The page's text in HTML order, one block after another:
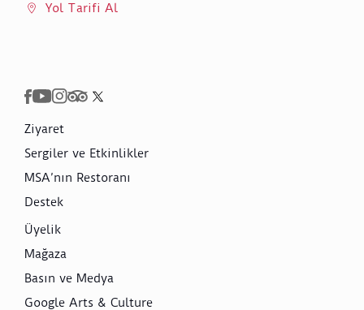
Yol Tarifi Al
Ziyaret
Sergiler ve Etkinlikler
MSA’nın Restoranı
Destek
Üyelik
Mağaza
Basın ve Medya
Google Arts & Culture